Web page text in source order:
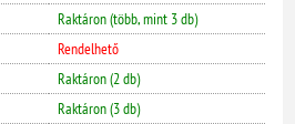
Raktáron (több, mint 3 db)
Rendelhető
Raktáron (2 db)
Raktáron (3 db)